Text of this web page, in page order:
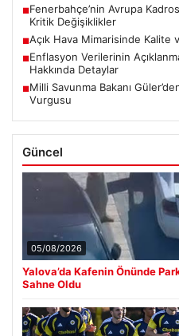
■Fenerbahçe’nin Avrupa
Kritik Değişiklikler
■Açık Hava Mimarisinde Kalite
■Enflasyon Verilerinin
Hakkında Detaylar
■Milli Savunma Bakanı
Vurgusu
Güncel
05/08/2026
Yalova’da Kafenin Önünde
Sahne Oldu